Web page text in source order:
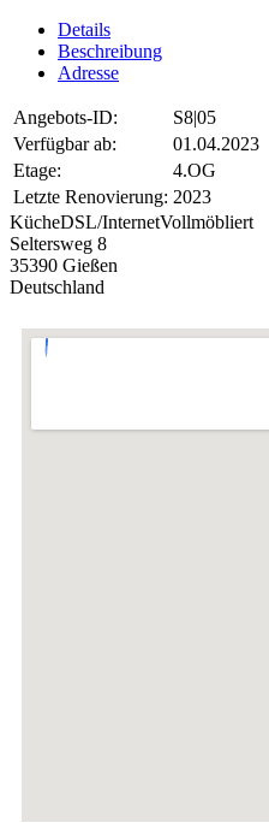
Details
Beschreibung
Adresse
Angebots-ID:
S8|05
Verfügbar ab:
01.04.2023
Etage:
4.OG
Letzte Renovierung: 2023
KücheDSL/InternetVollmöbliert
Seltersweg 8
35390 Gießen
Deutschland